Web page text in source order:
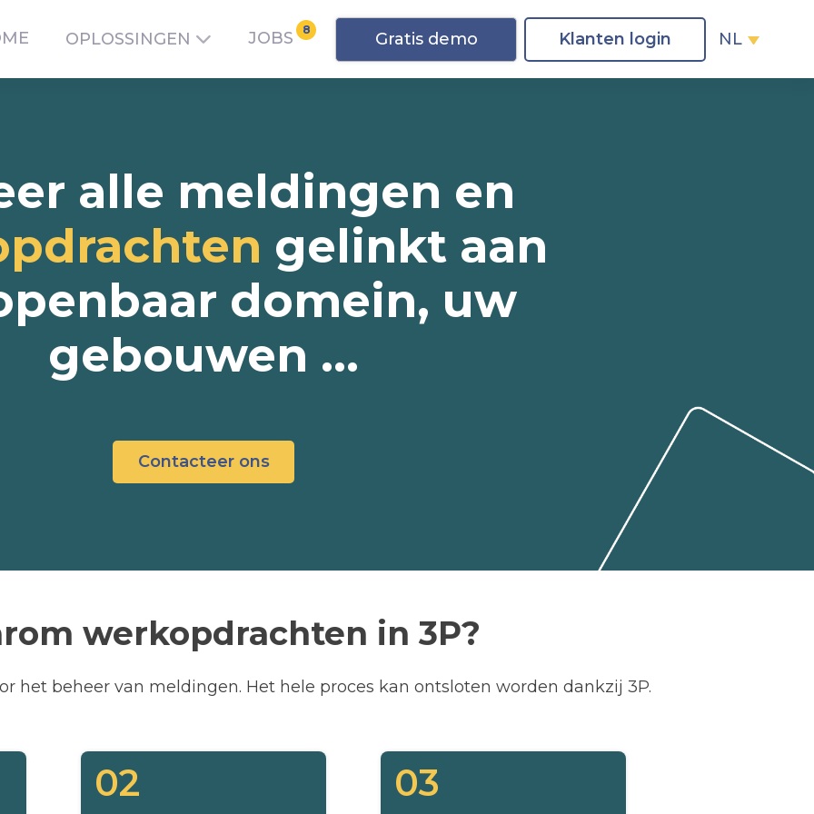
OPLOSSINGEN JOBS 8 Gratis demo Klanten login NL
er alle meldingen en
gelinkt aan
penbaar domein, uw
gebouwen ...
Contacteer ons
werkopdrachten in 3P?
het beheer van meldingen. Het hele proces kan ontsloten worden dankzij 3P.
02 03